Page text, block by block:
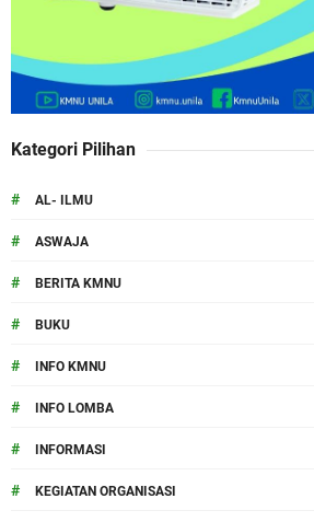
Kategori Pilihan
# AL- ILMU
# ASWAJA
# BERITA KMNU
# BUKU
# INFO KMNU
# INFO LOMBA
# INFORMASI
# KEGIATAN ORGANISASI